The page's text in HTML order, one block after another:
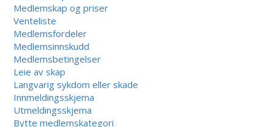
Medlemskap og priser
Venteliste
Medlemsfordeler
Medlemsinnskudd
Medlemsbetingelser
Leie av skap
Langvarig sykdom eller skade
Innmeldingsskjema
Utmeldingsskjema
Bytte medlemskategori